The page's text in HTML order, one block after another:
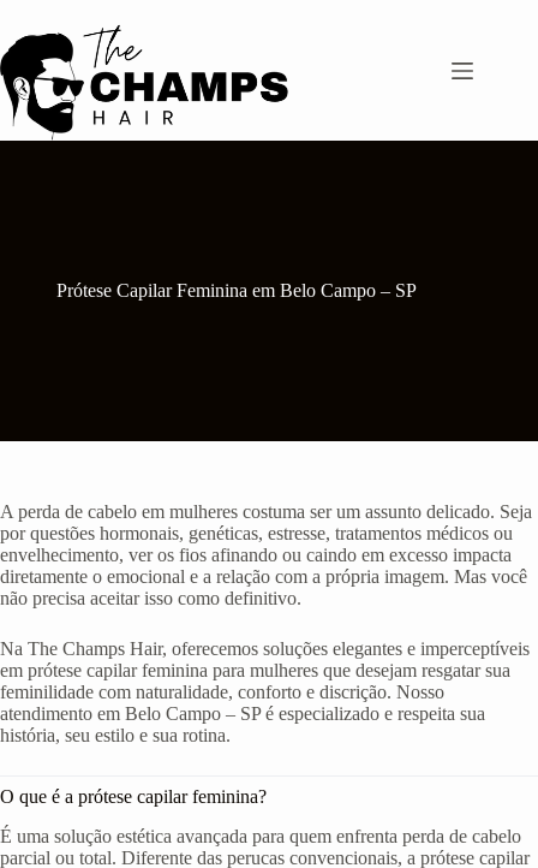
para
o
conteúdo
Prótese Capilar Feminina em Belo Campo – SP
A perda de cabelo em mulheres costuma ser um assunto delicado. Seja
por questões hormonais, genéticas, estresse, tratamentos médicos ou
envelhecimento, ver os fios afinando ou caindo em excesso impacta
diretamente o emocional e a relação com a própria imagem. Mas você
não precisa aceitar isso como definitivo.
Na The Champs Hair, oferecemos soluções elegantes e imperceptíveis
em prótese capilar feminina para mulheres que desejam resgatar sua
feminilidade com naturalidade, conforto e discrição. Nosso
atendimento em Belo Campo – SP é especializado e respeita sua
história, seu estilo e sua rotina.
O que é a prótese capilar feminina?
É uma solução estética avançada para quem enfrenta perda de cabelo
parcial ou total. Diferente das perucas convencionais, a prótese capilar